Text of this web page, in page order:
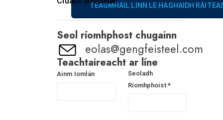
TEAGMHÁIL LINN LE HAGHAIDH
Seol ríomhphost chugainn
eolas@gengfeisteel.com
Teachtaireacht ar líne
Ainm Iomlán
Seoladh
Ríomhphoist *